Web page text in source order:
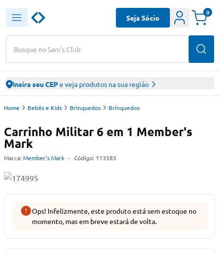
Busque no Sam's Club
Seja Sócio
0
Insira seu CEPe veja produtos na sua região
Home Bebês e Kids Brinquedos Brinquedos
Carrinho Militar 6 em 1 Member's
Mark
Marca: Member's Mark - Código: 113585
Ops! Infelizmente, este produto está sem estoque no
momento, mas em breve estará de volta.